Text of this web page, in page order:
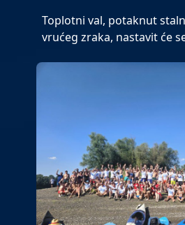
Toplotni val, potaknut
vrućeg zraka, nastavit će